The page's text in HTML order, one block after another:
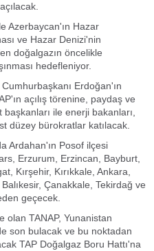
Azerbaycan'ın Hazar
ve Hazar Denizi'nin
doğalgazın öncelikle
hedefleniyor.
Erdoğan'ın
açılış törenine, paydaş ve
ile enerji bakanları,
düzey bürokratlar katılacak.
Ardahan'ın Posof ilçesi
Erzurum, Erzincan, Bayburt,
Kırşehir, Kırıkkale, Ankara,
Çanakkale, Tekirdağ ve
geçecek.
olan TANAP, Yunanistan
son bulacak ve bu noktadan
TAP Doğalgaz Boru Hattı'na